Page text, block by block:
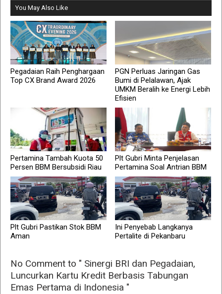
You May Also Like
Pegadaian Raih Penghargaan
Top CX Brand Award 2026
PGN Perluas Jaringan Gas
Bumi di Pelalawan, Ajak
UMKM Beralih ke Energi Lebih
Efisien
Pertamina Tambah Kuota 50
Persen BBM Bersubsidi Riau
Plt Gubri Minta Penjelasan
Pertamina Soal Antrian BBM
Plt Gubri Pastikan Stok BBM
Aman
Ini Penyebab Langkanya
Pertalite di Pekanbaru
No Comment to " Sinergi BRI dan Pegadaian,
Luncurkan Kartu Kredit Berbasis Tabungan
Emas Pertama di Indonesia "